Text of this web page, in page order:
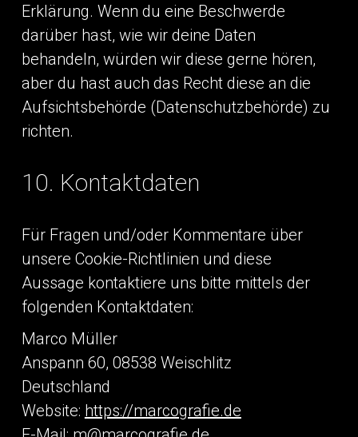
Erklärung. Wenn du eine Beschwerde
darüber hast, wie wir deine Daten
behandeln, würden wir diese gerne hören,
aber du hast auch das Recht diese an die
Aufsichtsbehörde (Datenschutzbehörde) zu
richten.
10. Kontaktdaten
Für Fragen und/oder Kommentare über
unsere Cookie-Richtlinien und diese
Aussage kontaktiere uns bitte mittels der
folgenden Kontaktdaten:
Marco Müller
Anspann 60, 08538 Weischlitz
Deutschland
Website: https://marcografie.de